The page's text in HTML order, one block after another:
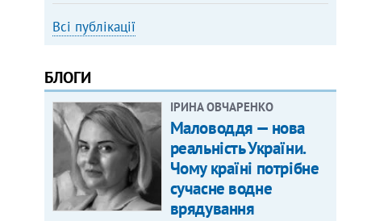
Всі публікації
БЛОГИ
ІРИНА ОВЧАРЕНКО
Маловоддя — нова
реальність України.
Чому країні потрібне
сучасне водне
врядування